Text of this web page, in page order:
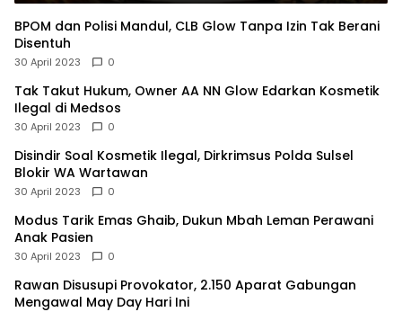
BPOM dan Polisi Mandul, CLB Glow Tanpa Izin Tak Berani
Disentuh
30 April 2023 0
Tak Takut Hukum, Owner AA NN Glow Edarkan Kosmetik
Ilegal di Medsos
30 April 2023 0
Disindir Soal Kosmetik Ilegal, Dirkrimsus Polda Sulsel
Blokir WA Wartawan
30 April 2023 0
Modus Tarik Emas Ghaib, Dukun Mbah Leman Perawani
Anak Pasien
30 April 2023 0
Rawan Disusupi Provokator, 2.150 Aparat Gabungan
Mengawal May Day Hari Ini